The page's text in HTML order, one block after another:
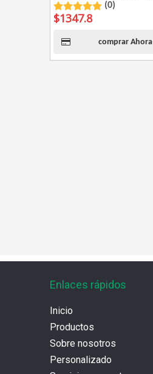
ABB TPS48
(0)
$1347.8
comprar Ahora
Enlaces rápidos
Inicio
Productos
Sobre nosotros
Personalizado